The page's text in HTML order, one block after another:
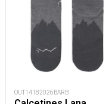
OUT14182026BARB